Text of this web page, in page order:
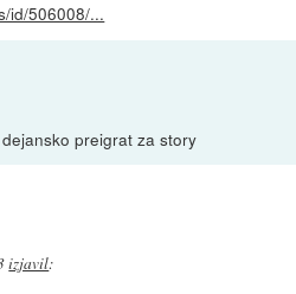
id/506008/...
preigrat za story
izjavil: